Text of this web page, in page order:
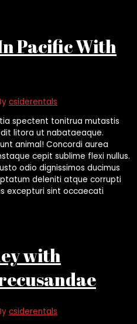
Pacific With
csiderentals
spectent tonitrua mutastis
litora ut nabataeaque.
animal! Concordi aurea
cepit sublime flexi nullus.
odio dignissimos ducimus
deleniti atque corrupti
excepturi sint occaecati
with
csiderentals